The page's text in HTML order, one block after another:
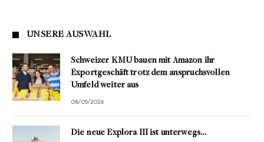
UNSERE AUSWAHL
Schweizer KMU bauen mit Amazon ihr
Exportgeschäft trotz dem anspruchsvollen
Umfeld weiter aus
08/05/2026
Die neue Explora III ist unterwegs…